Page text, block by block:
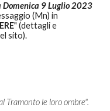
Domenica 9 Luglio 2023
(Mn) in
" (dettagli e
sito).
Tramonto le loro ombre".